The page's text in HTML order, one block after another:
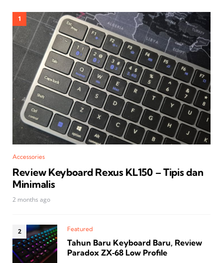
Accessories
Review Keyboard Rexus KL150 – Tipis dan
Minimalis
2 months ago
Featured
Tahun Baru Keyboard Baru, Review
Paradox ZX‑68 Low Profile